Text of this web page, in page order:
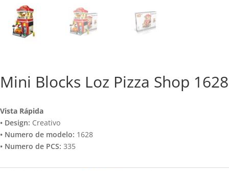
Mini Blocks Loz Pizza Shop 1628
Vista Rápida
• Design: Creativo
• Numero de modelo: 1628
• Numero de PCS: 335